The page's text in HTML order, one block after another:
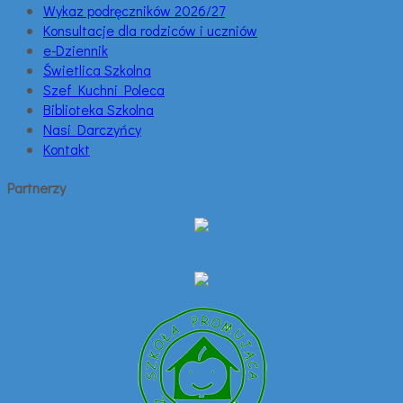
Wykaz podręczników 2026/27
Konsultacje dla rodziców i uczniów
e-Dziennik
Świetlica Szkolna
Szef Kuchni Poleca
Biblioteka Szkolna
Nasi Darczyńcy
Kontakt
Partnerzy